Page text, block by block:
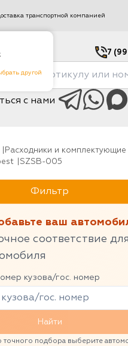
другой
транспортной компанией
7
с нами
Расходники и комплектующие
SZSB-005
Фильтр
ваш
соответствие для
кузова/гос. номер
Найти
точного подбора выберите